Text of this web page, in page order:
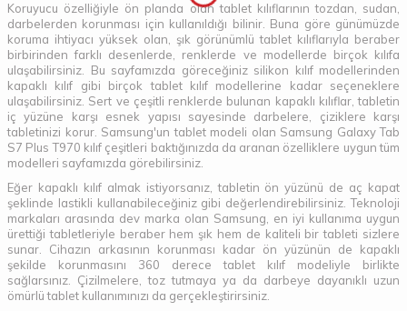
Koruyucu özelliğiyle ön planda olan tablet kılıflarının tozdan, sudan,
darbelerden korunması için kullanıldığı bilinir. Buna göre günümüzde
koruma ihtiyacı yüksek olan, şık görünümlü tablet kılıflarıyla beraber
birbirinden farklı desenlerde, renklerde ve modellerde birçok kılıfa
ulaşabilirsiniz. Bu sayfamızda göreceğiniz silikon kılıf modellerinden
kapaklı kılıf gibi birçok tablet kılıf modellerine kadar seçeneklere
ulaşabilirsiniz. Sert ve çeşitli renklerde bulunan kapaklı kılıflar, tabletin
iç yüzüne karşı esnek yapısı sayesinde darbelere, çiziklere karşı
tabletinizi korur. Samsung'un tablet modeli olan Samsung Galaxy Tab
S7 Plus T970 kılıf çeşitleri baktığınızda da aranan özelliklere uygun tüm
modelleri sayfamızda görebilirsiniz.
Eğer kapaklı kılıf almak istiyorsanız, tabletin ön yüzünü de aç kapat
şeklinde lastikli kullanabileceğiniz gibi değerlendirebilirsiniz. Teknoloji
markaları arasında dev marka olan Samsung, en iyi kullanıma uygun
ürettiği tabletleriyle beraber hem şık hem de kaliteli bir tableti sizlere
sunar. Cihazın arkasının korunması kadar ön yüzünün de kapaklı
şekilde korunmasını 360 derece tablet kılıf modeliyle birlikte
sağlarsınız. Çizilmelere, toz tutmaya ya da darbeye dayanıklı uzun
ömürlü tablet kullanımınızı da gerçekleştirirsiniz.